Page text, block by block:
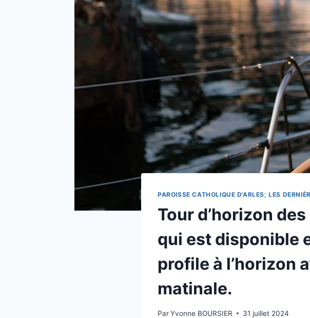
PAROISSE CATHOLIQUE D'ARLES; LES
Tour d’horizon
qui est disponible
profile à l’horizon
matinale.
ParYvonne BOURSIER 31 juillet 2024